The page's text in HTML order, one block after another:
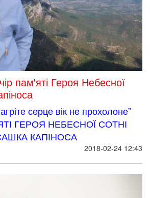
пам'яті Героя Небесної
серце вік не прохолоне”
ГЕРОЯ НЕБЕСНОЇ СОТНІ
КАПІНОСА
2018-02-24 12:43